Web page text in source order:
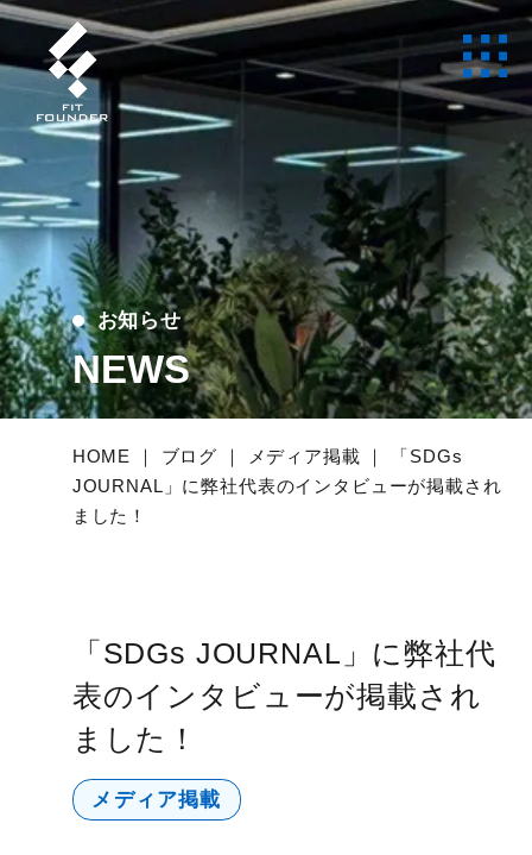
お知らせ
NEWS
HOME ブログ メディア掲載
「SDGs
JOURNAL」に弊社代表のインタビューが掲載され
ました！
「SDGs JOURNAL」に弊社代
表のインタビューが掲載され
ました！
メディア掲載